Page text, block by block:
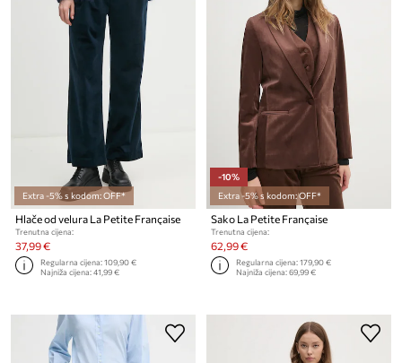
Extra -5% s kodom: OFF*
Hlače od velura La Petite Française
Trenutna cijena:
37,99 €
Regularna cijena:109,90 €
Najniža cijena:41,99 €
-10%
Extra -5% s kodom: OFF*
Sako La Petite Française
Trenutna cijena:
62,99 €
Regularna cijena:179,90 €
Najniža cijena:69,99 €